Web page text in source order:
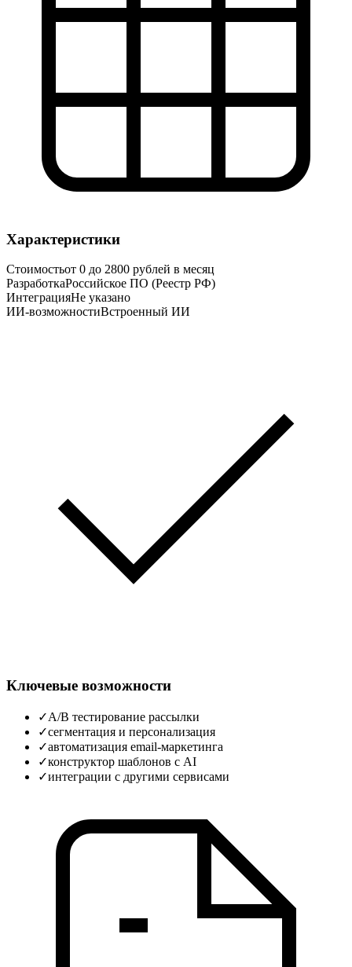
Характеристики
Стоимостьот 0 до 2800 рублей в месяц
РазработкаРоссийское ПО (Реестр РФ)
ИнтеграцияНе указано
ИИ-возможностиВстроенный ИИ
Ключевые возможности
✓A/B тестирование рассылки
✓сегментация и персонализация
✓автоматизация email-маркетинга
✓конструктор шаблонов с AI
✓интеграции с другими сервисами